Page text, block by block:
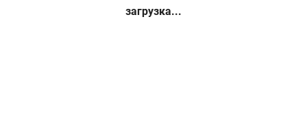
загрузка...